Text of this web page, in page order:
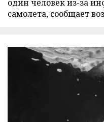
один человек из-за
самолета, сообщает